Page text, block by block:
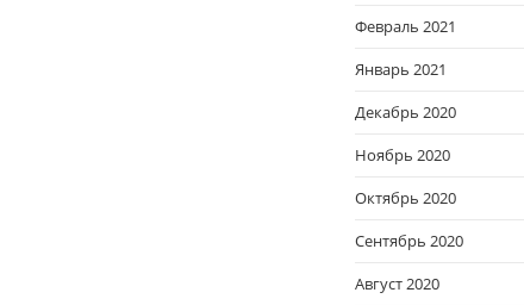
Февраль 2021
Январь 2021
Декабрь 2020
Ноябрь 2020
Октябрь 2020
Сентябрь 2020
Август 2020